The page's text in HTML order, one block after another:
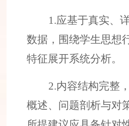
1.应基于真实、
数据，围绕学生思想
特征展开系统分析。
2.内容结构完整
概述、问题剖析与对